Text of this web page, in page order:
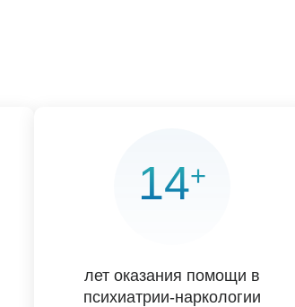
14+
лет оказания помощи в
психиатрии-наркологии